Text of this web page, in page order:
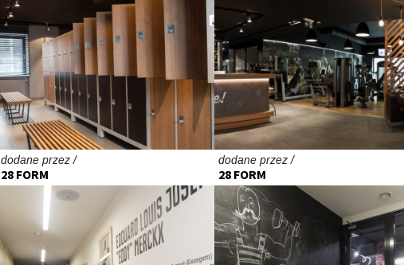
dodane przez /
28 FORM
dodane przez /
28 FORM